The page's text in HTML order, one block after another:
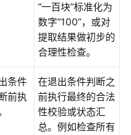
“一百块”标准化为
数字“100”，或对
提取结果做初步的
合理性检查。
条件
前执
在退出条件判断之
前执行最终的合法
性校验或状态汇
总。例如检查所有